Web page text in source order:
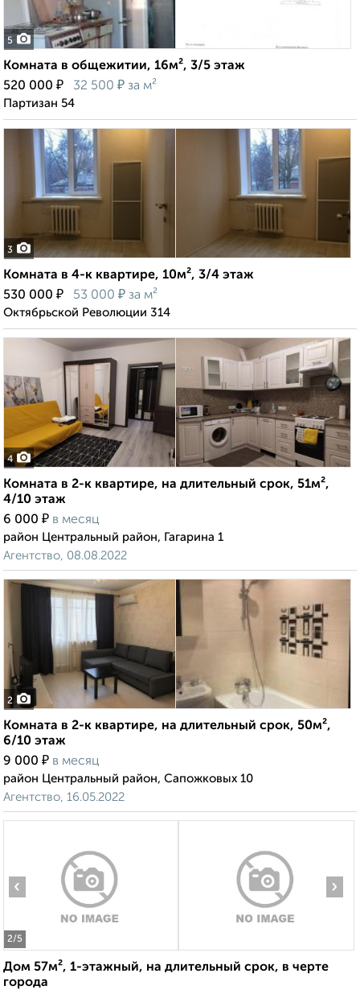
5
Комната в общежитии, 16м², 3/5 этаж
520 000 ₽ 32 500 ₽ за м²
Партизан 54
3
Комната в 4-к квартире, 10м², 3/4 этаж
530 000 ₽ 53 000 ₽ за м²
Октябрьской Революции 314
4
Комната в 2-к квартире, на длительный срок, 51м²,
4/10 этаж
6 000 ₽ в месяц
район Центральный район, Гагарина 1
Агентство, 08.08.2022
2
Комната в 2-к квартире, на длительный срок, 50м²,
6/10 этаж
9 000 ₽ в месяц
район Центральный район, Сапожковых 10
Агентство, 16.05.2022
2/5
‹ ›
Дом 57м², 1-этажный, на длительный срок, в черте
города